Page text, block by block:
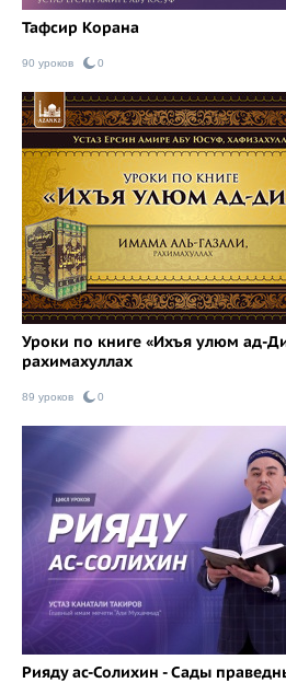
Тафсир Корана
90 уроков 0
Уроки по книге «Ихъя улюм ад-
рахимахуллах
89 уроков 0
Рияду ас-Солихин - Сады